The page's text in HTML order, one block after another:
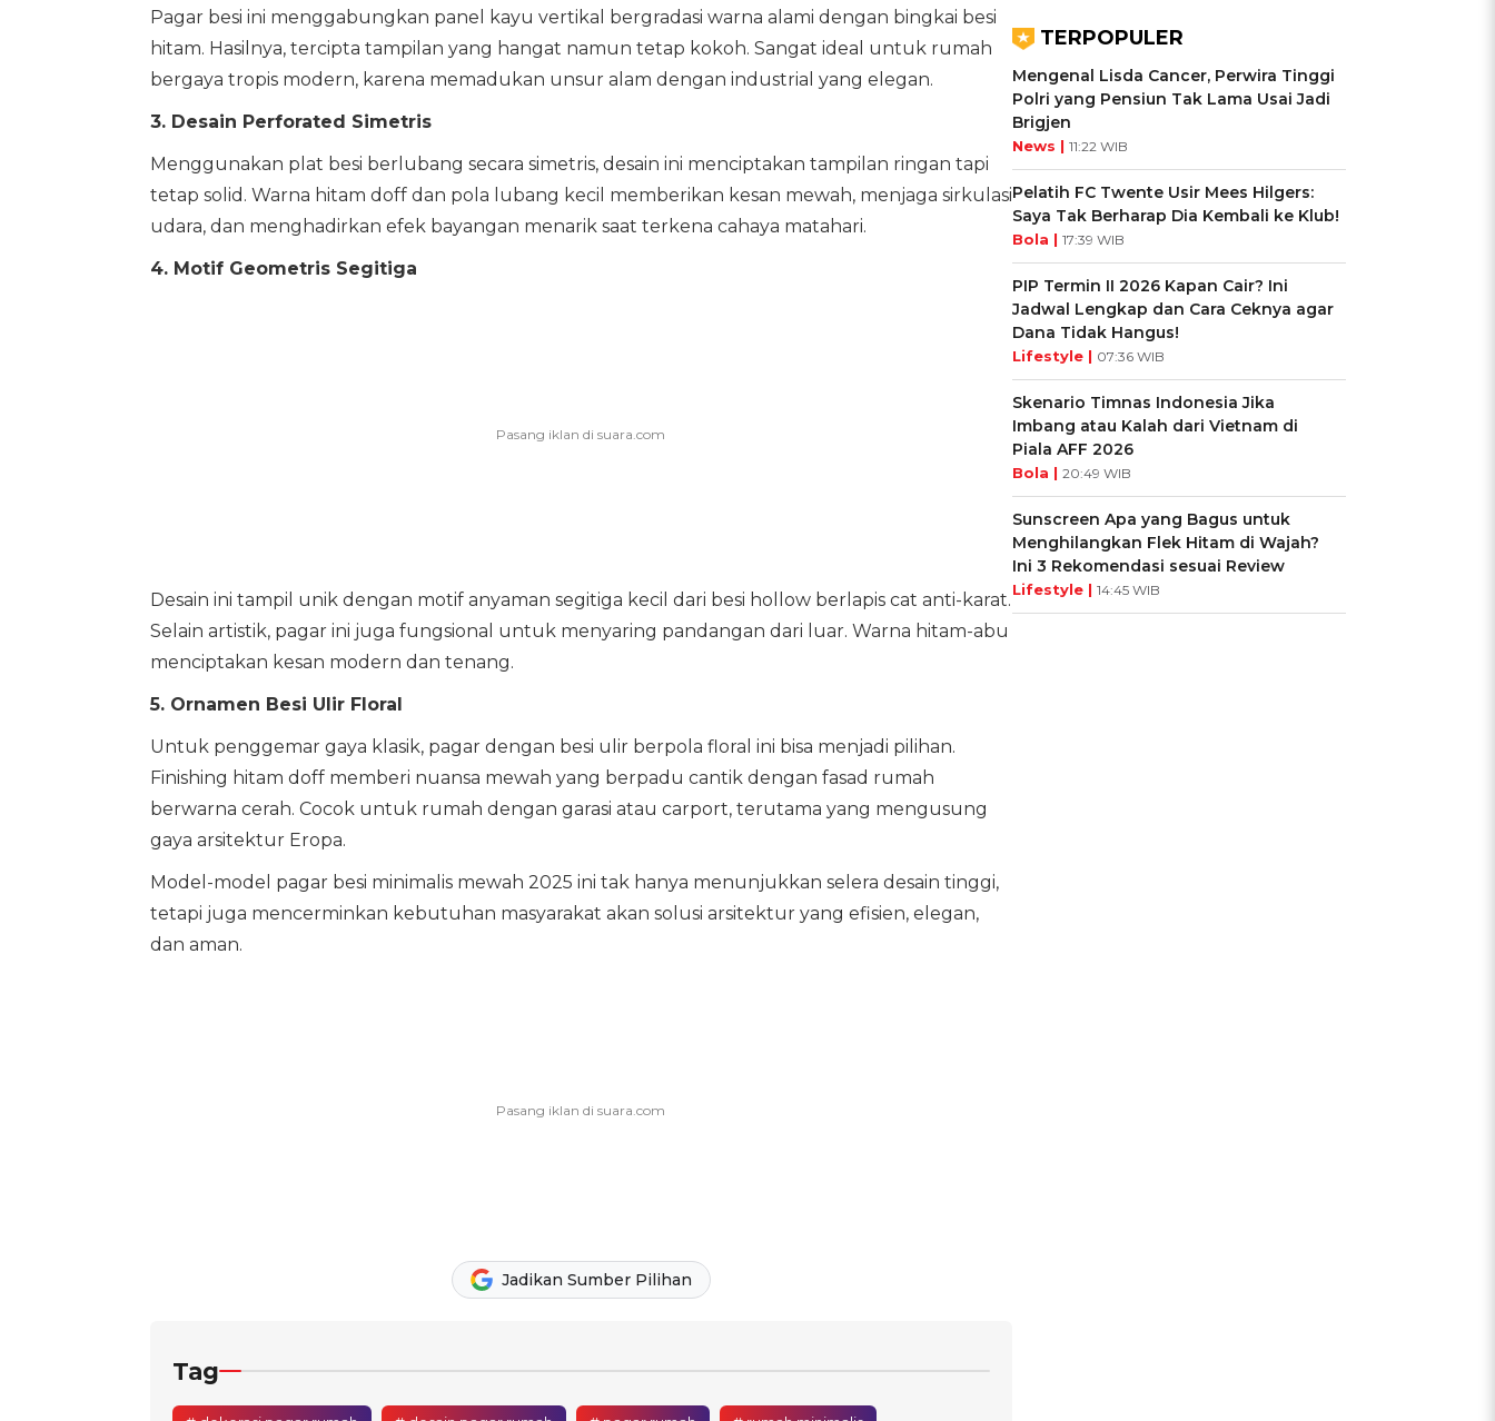
Pagar besi ini menggabungkan panel kayu vertikal bergradasi warna alami dengan bingkai besi
hitam. Hasilnya, tercipta tampilan yang hangat namun tetap kokoh. Sangat ideal untuk rumah
bergaya tropis modern, karena memadukan unsur alam dengan industrial yang elegan.
3. Desain Perforated Simetris
Menggunakan plat besi berlubang secara simetris, desain ini menciptakan tampilan ringan tapi
tetap solid. Warna hitam doff dan pola lubang kecil memberikan kesan mewah, menjaga sirkulasi
udara, dan menghadirkan efek bayangan menarik saat terkena cahaya matahari.
4. Motif Geometris Segitiga
Desain ini tampil unik dengan motif anyaman segitiga kecil dari besi hollow berlapis cat anti-karat.
Selain artistik, pagar ini juga fungsional untuk menyaring pandangan dari luar. Warna hitam-abu
menciptakan kesan modern dan tenang.
5. Ornamen Besi Ulir Floral
Untuk penggemar gaya klasik, pagar dengan besi ulir berpola floral ini bisa menjadi pilihan.
Finishing hitam doff memberi nuansa mewah yang berpadu cantik dengan fasad rumah
berwarna cerah. Cocok untuk rumah dengan garasi atau carport, terutama yang mengusung
gaya arsitektur Eropa.
Model-model pagar besi minimalis mewah 2025 ini tak hanya menunjukkan selera desain tinggi,
tetapi juga mencerminkan kebutuhan masyarakat akan solusi arsitektur yang efisien, elegan,
dan aman.
Jadikan Sumber Pilihan
Tag
TERPOPULER
Mengenal Lisda Cancer, Perwira Tinggi
Polri yang Pensiun Tak Lama Usai Jadi
Brigjen
News | 11:22 WIB
Pelatih FC Twente Usir Mees Hilgers:
Saya Tak Berharap Dia Kembali ke Klub!
Bola | 17:39 WIB
PIP Termin II 2026 Kapan Cair? Ini
Jadwal Lengkap dan Cara Ceknya agar
Dana Tidak Hangus!
Lifestyle | 07:36 WIB
Skenario Timnas Indonesia Jika
Imbang atau Kalah dari Vietnam di
Piala AFF 2026
Bola | 20:49 WIB
Sunscreen Apa yang Bagus untuk
Menghilangkan Flek Hitam di Wajah?
Ini 3 Rekomendasi sesuai Review
Lifestyle | 14:45 WIB